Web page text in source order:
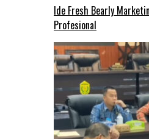
Ide Fresh Bearly
Profesional